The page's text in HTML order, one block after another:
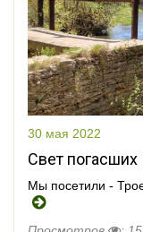
30 мая 2022
Свет
Мы посетили -